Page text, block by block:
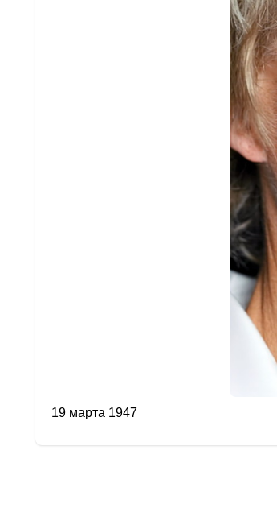
19 марта 1947